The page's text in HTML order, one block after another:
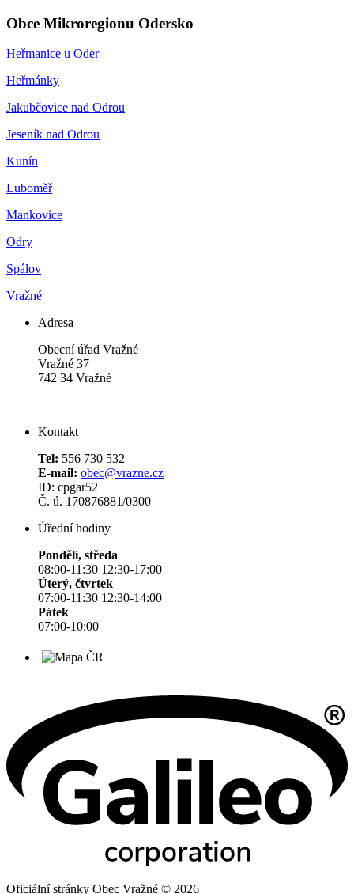
Obce Mikroregionu Odersko
Heřmanice u Oder
Heřmánky
Jakubčovice nad Odrou
Jeseník nad Odrou
Kunín
Luboměř
Mankovice
Odry
Spálov
Vražné
Adresa
Obecní úřad Vražné
Vražné 37
742 34 Vražné
Kontakt
Tel: 556 730 532
E-mail: obec@vrazne.cz
ID: cpgar52
Č. ú. 170876881/0300
Úřední hodiny
Pondělí, středa
08:00-11:30 12:30-17:00
Úterý, čtvrtek
07:00-11:30 12:30-14:00
Pátek
07:00-10:00
Oficiální stránky Obec Vražné © 2026